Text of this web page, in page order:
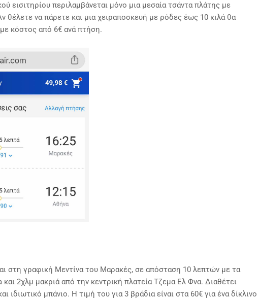
εισιτηρίου περιλαμβάνεται μόνο μια μεσαία τσάντα πλάτης με
θέλετε να πάρετε και μια χειραποσκευή με ρόδες έως 10 κιλά θα
κόστος από 6€ ανά πτήση.
στη γραφική Μεντίνα του Μαρακές, σε απόσταση 10 λεπτών με τα
2χλμ μακριά από την κεντρική πλατεία Τζεμα Ελ Φνα. Διαθέτει
ιδιωτικό μπάνιο. Η τιμή του για 3 βράδια είναι στα 60€ για ένα δίκλινο